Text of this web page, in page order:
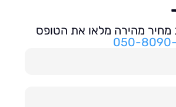
מלאו את הטופס